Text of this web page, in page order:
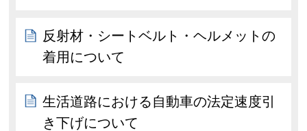
反射材・シートベルト・ヘルメットの
着用について
生活道路における自動車の法定速度引
き下げについて